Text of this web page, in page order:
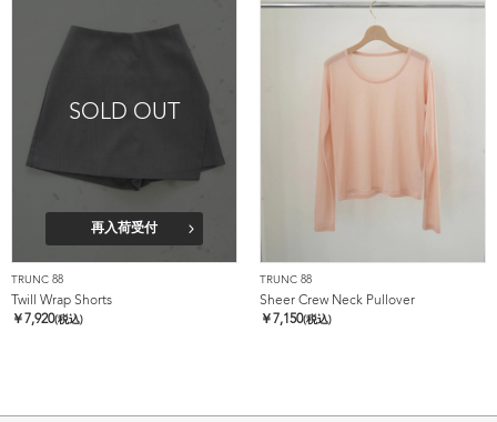
SOLD OUT
再入荷受付
TRUNC 88
Twill Wrap Shorts
￥ 7,920(税込)
TRUNC 88
Sheer Crew Neck Pullover
￥ 7,150(税込)